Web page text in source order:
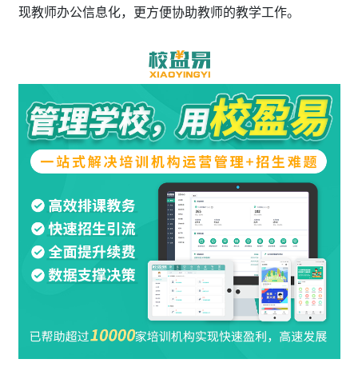
现教师办公信息化，更方便协助教师的教学工作。